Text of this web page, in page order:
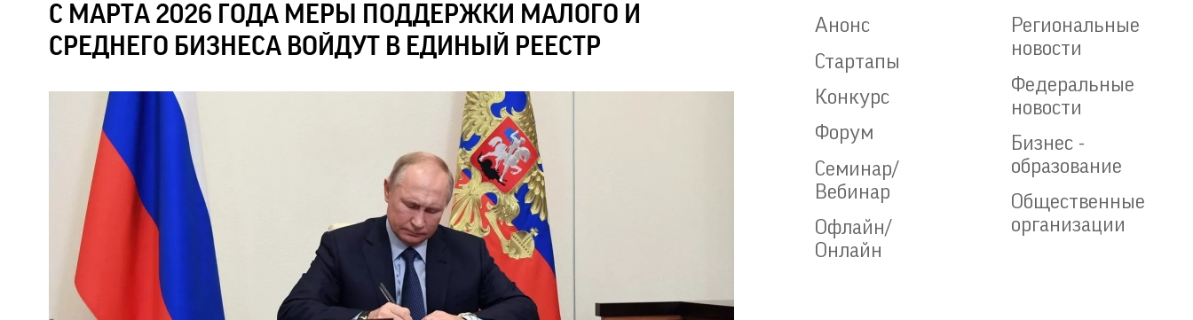
С МАРТА 2026 ГОДА МЕРЫ ПОДДЕРЖКИ МАЛОГО И
СРЕДНЕГО БИЗНЕСА ВОЙДУТ В ЕДИНЫЙ РЕЕСТР
Анонс
Стартапы
Конкурс
Форум
Семинар/
Вебинар
Офлайн/
Онлайн
Региональные
новости
Федеральные
новости
Бизнес -
образование
Общественные
организации